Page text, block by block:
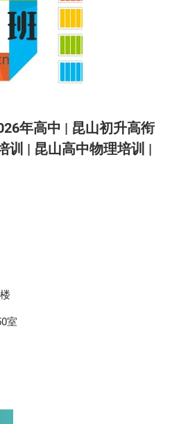
年高中 | 昆山初升高衔
训 | 昆山高中物理培训 |
室